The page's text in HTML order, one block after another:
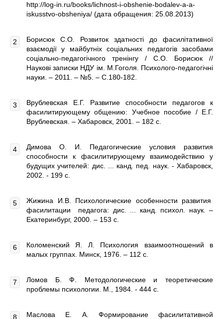
http://log-in.ru/books/lichnost-i-obshenie-bodalev-a-a-
iskusstvo-obsheniya/ (дата обращения: 25.08.2013)
Борисюк С.О. Розвиток здатності до фасилітативної
взаємодії у майбутніх соціальних педагогів засобами
соціально-педагогічного тренінгу / С.О. Борисюк //
Наукові записки НДУ ім. М.Гоголя. Психолого-педагогічні
науки. – 2011. – №5. – С.180-182.
Врублевская Е.Г. Развитие способности педагогов к
фасилитирующему общению: Учебное пособие / Е.Г.
Врублевская. – Хабаровск, 2001. – 182 с.
Димова О. И. Педагогические условия развития
способности к фасилитирующему взаимодействию у
будущих учителей: дис. ... канд. пед. наук. - Хабаровск,
2002. - 199 с.
Жижина И.В. Психологические особенности развития
фасилитации педагога: дис. ... канд. психол. наук. –
Екатеринбург, 2000. – 153 с.
Коломенский Я. Л. Психология взаимоотношений в
малых группах. Минск, 1976. – 112 с.
Ломов Б. Ф. Методологические и теоретические
проблемы психологии. М., 1984. - 444 с.
Маслова Е. А. Формирование фасилитативной